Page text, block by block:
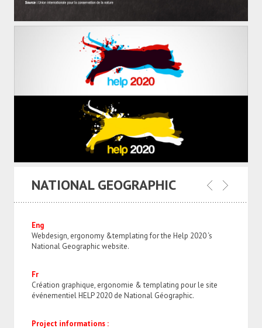
NATIONAL GEOGRAPHIC
Eng
Webdesign, ergonomy &templating for the Help 2020 ‘s
National Geographic website.
Fr
Création graphique, ergonomie & templating pour le site
événementiel HELP 2020 de National Géographic.
Project informations :